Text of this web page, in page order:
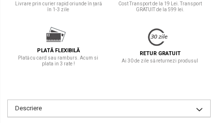
Livrare prin curier rapid oriunde în țară
în 1-3 zile
Cost Transport de la 19 Lei. Transport
GRATUIT de la 599 lei.
PLATĂ FLEXIBILĂ
Plată cu card sau ramburs. Acum si
plata in 3 rate !
RETUR GRATUIT
Ai 30 de zile să returnezi produsul
Descriere